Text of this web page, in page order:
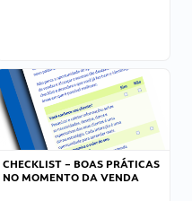
CHECKLIST – BOAS PRÁTICAS
NO MOMENTO DA VENDA